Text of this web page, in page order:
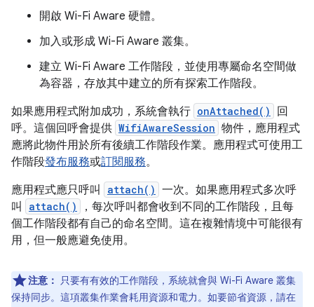
開啟 Wi-Fi Aware 硬體。
加入或形成 Wi-Fi Aware 叢集。
建立 Wi-Fi Aware 工作階段，並使用專屬命名空間做
為容器，存放其中建立的所有探索工作階段。
如果應用程式附加成功，系統會執行 onAttached()
回
呼。這個回呼會提供 WifiAwareSession 物件，應用程式
應將此物件用於所有後續工作階段作業。應用程式可使用工
作階段發布服務或訂閱服務。
應用程式應只呼叫
attach() 一次。如果應用程式多次呼
叫
attach()
，每次呼叫都會收到不同的工作階段，且每
個工作階段都有自己的命名空間。這在複雜情境中可能很有
用，但一般應避免使用。
注意： 只要有有效的工作階段，系統就會與 Wi-Fi Aware 叢集
保持同步。這項叢集作業會耗用資源和電力。如要節省資源，請在